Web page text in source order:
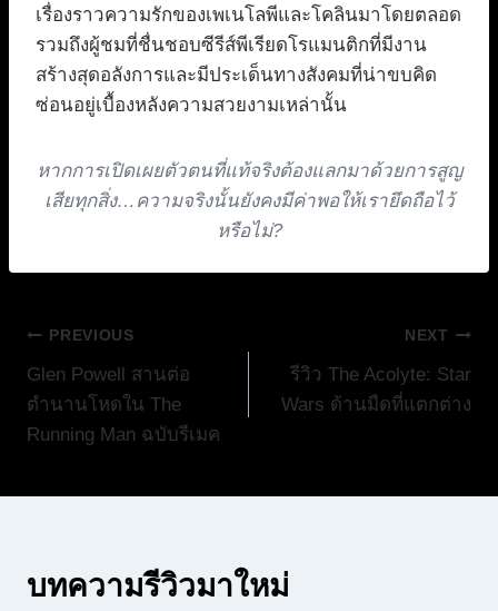
เรื่องราวความรักของเพเนโลพีและโคลินมาโดยตลอด
รวมถึงผู้ชมที่ชื่นชอบซีรีส์พีเรียดโรแมนติกที่มีงาน
สร้างสุดอลังการและมีประเด็นทางสังคมที่น่าขบคิด
ซ่อนอยู่เบื้องหลังความสวยงามเหล่านั้น
หากการเปิดเผยตัวตนที่แท้จริงต้องแลกมาด้วยการสูญ
เสียทุกสิ่ง…ความจริงนั้นยังคงมีค่าพอให้เรายึดถือไว้
หรือไม่?
แนะแนว
เรื่อง
PREVIOUS
Glen Powell สานต่อ
ตำนานโหดใน The
Running Man ฉบับรีเมค
NEXT
รีวิว The Acolyte: Star
Wars ด้านมืดที่แตกต่าง
บทความรีวิวมาใหม่